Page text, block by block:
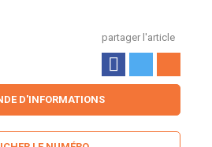
partager l'article
D'INFORMATIONS